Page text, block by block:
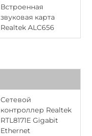
Встроенная
звуковая карта
Realtek ALC656
Сетевой
контроллер Realtek
RTL8171E Gigabit
Ethernet